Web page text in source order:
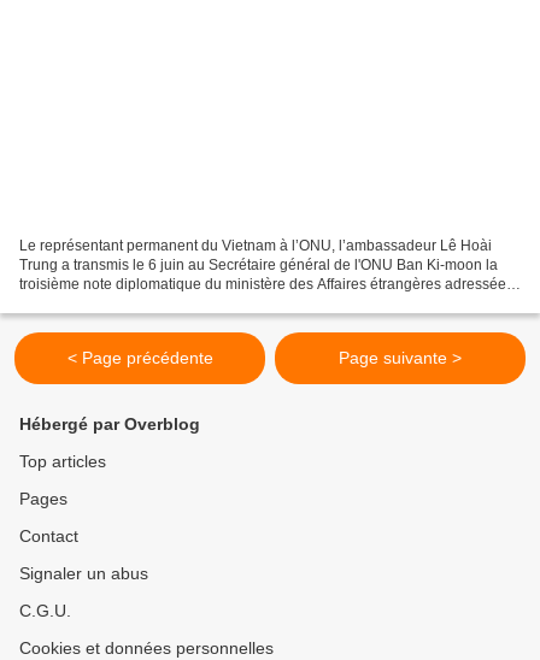
Le représentant permanent du Vietnam à l’ONU, l’ambassadeur Lê Hoài
Trung a transmis le 6 juin au Secrétaire général de l'ONU Ban Ki-moon la
troisième note diplomatique du ministère des Affaires étrangères adressée à
< Page précédente Page suivante >
Hébergé par Overblog
Top articles
Pages
Contact
Signaler un abus
C.G.U.
Cookies et données personnelles